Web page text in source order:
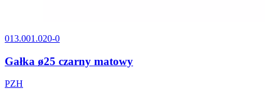
013.001.020-0
Gałka ø25 czarny matowy
PZH